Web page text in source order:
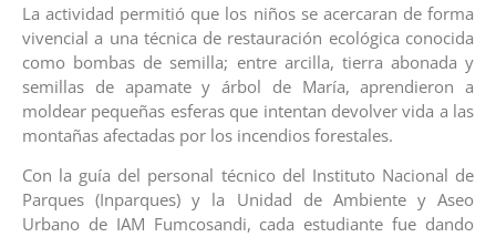
La actividad permitió que los niños se acercaran de forma
vivencial a una técnica de restauración ecológica conocida
como bombas de semilla; entre arcilla, tierra abonada y
semillas de apamate y árbol de María, aprendieron a
moldear pequeñas esferas que intentan devolver vida a las
montañas afectadas por los incendios forestales.
Con la guía del personal técnico del Instituto Nacional de
Parques (Inparques) y la Unidad de Ambiente y Aseo
Urbano de IAM Fumcosandi, cada estudiante fue dando